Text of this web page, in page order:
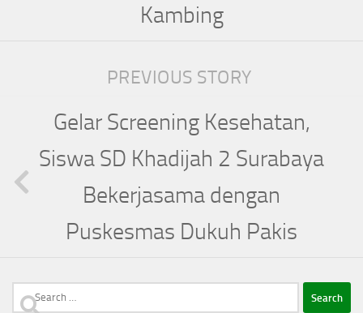
Kambing
PREVIOUS STORY
Gelar Screening Kesehatan,
Siswa SD Khadijah 2 Surabaya
Bekerjasama dengan
Puskesmas Dukuh Pakis
Search